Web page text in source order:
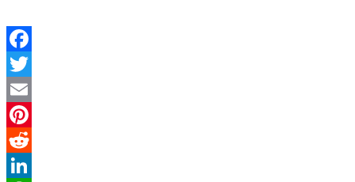
Facebook
Twitter
Email
Pinterest
Reddit